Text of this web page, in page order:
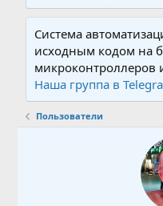
Система
исходным кодом на
микроконтроллеров
Наша группа в
Пользователи